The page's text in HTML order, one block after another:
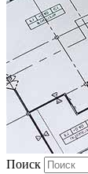
Поиск